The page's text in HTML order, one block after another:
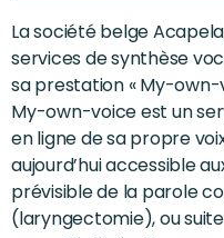
La société belge
services de synthèse
sa prestation « My-own-
My-own-voice est un
en ligne de sa propre
aujourd’hui accessible
prévisible de la parole
(laryngectomie), ou